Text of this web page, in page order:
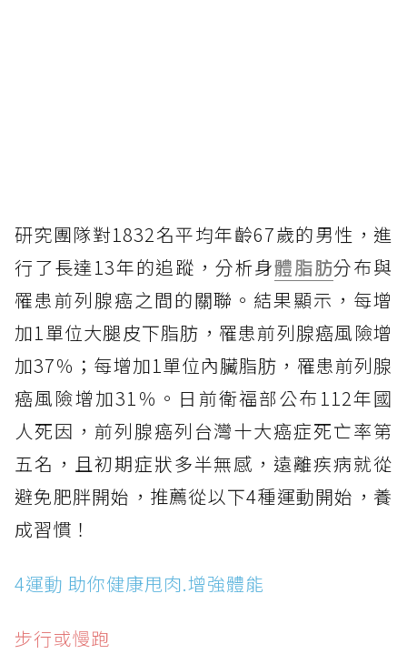
研究團隊對1832名平均年齡67歲的男性，進
行了長達13年的追蹤，分析身體脂肪分布與
罹患前列腺癌之間的關聯。結果顯示，每增
加1單位大腿皮下脂肪，罹患前列腺癌風險增
加37％；每增加1單位內臟脂肪，罹患前列腺
癌風險增加31％。日前衛福部公布112年國
人死因，前列腺癌列台灣十大癌症死亡率第
五名，且初期症狀多半無感，遠離疾病就從
避免肥胖開始，推薦從以下4種運動開始，養
成習慣！
4運動 助你健康甩肉.增強體能
步行或慢跑